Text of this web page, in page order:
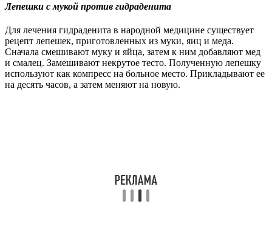
Лепешки с мукой против гидраденита
Для лечения гидраденита в народной медицине существует
рецепт лепешек, приготовленных из муки, яиц и меда.
Сначала смешивают муку и яйца, затем к ним добавляют мед
и смалец. Замешивают некрутое тесто. Полученную лепешку
используют как компресс на больное место. Прикладывают ее
на десять часов, а затем меняют на новую.